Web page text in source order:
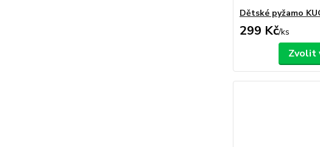
Dětské pyžamo
299 Kč/ks
Zvolit